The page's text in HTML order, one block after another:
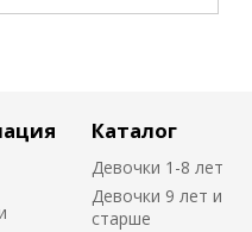
Каталог
Девочки 1-8 лет
Девочки 9 лет и
старше